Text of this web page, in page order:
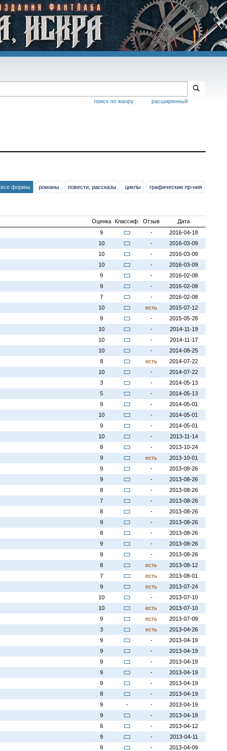
расширенный
поиск по жанру
все формы романы повести, рассказы циклы графические пр-ния
Оценка Классиф. Отзыв
Дата
9 -
2016-04-18
10 -
2016-03-09
10 -
2016-03-09
10 -
2016-03-09
9 -
2016-02-08
9 -
2016-02-08
7 -
2016-02-08
10 есть
2015-07-12
9 -
2015-05-28
10 -
2014-11-19
10 -
2014-11-17
10 -
2014-08-25
8 есть
2014-07-22
10 -
2014-07-22
3 -
2014-05-13
5 -
2014-05-13
9 -
2014-05-01
10 -
2014-05-01
9 -
2014-05-01
10 -
2013-11-14
8 -
2013-10-24
9 есть
2013-10-01
9 -
2013-08-26
9 -
2013-08-26
8 -
2013-08-26
7 -
2013-08-26
8 -
2013-08-26
9 -
2013-08-26
8 -
2013-08-26
9 -
2013-08-26
9 -
2013-08-26
8 есть
2013-08-12
7 есть
2013-08-01
9 есть
2013-07-24
10 -
2013-07-10
10 есть
2013-07-10
9 есть
2013-07-09
3 есть
2013-04-26
9 -
2013-04-19
9 -
2013-04-19
9 -
2013-04-19
9 -
2013-04-19
9 -
2013-04-19
8 -
2013-04-19
9 - -
2013-04-19
9 -
2013-04-18
6 -
2013-04-12
9 -
2013-04-11
9 -
2013-04-09